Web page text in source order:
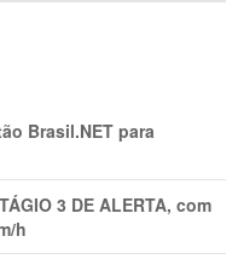
Brasil.NET para
3 DE ALERTA, com
h